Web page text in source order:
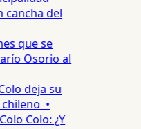
del
que se
Osorio al
deja su
•
Colo: ¿Y